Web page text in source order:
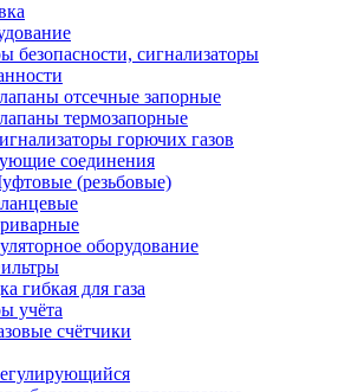
безопасности, сигнализаторы
отсечные запорные
термозапорные
горючих газов
соединения
(резьбовые)
оборудование
гибкая для газа
учёта
счётчики